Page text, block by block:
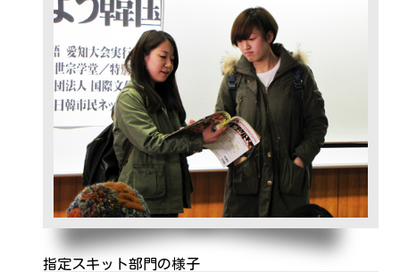
指定スキット部門の様子